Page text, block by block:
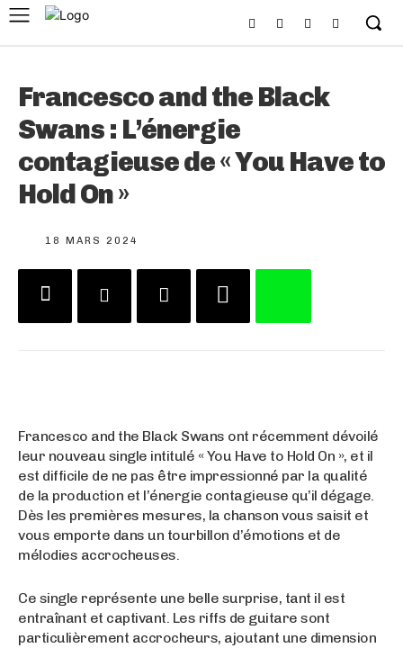
Francesco and the Black
Swans : L’énergie
contagieuse de « You Have to
Hold On »
18 MARS 2024
Francesco and the Black Swans ont récemment dévoilé
leur nouveau single intitulé « You Have to Hold On », et il
est difficile de ne pas être impressionné par la qualité
de la production et l’énergie contagieuse qu’il dégage.
Dès les premières mesures, la chanson vous saisit et
vous emporte dans un tourbillon d’émotions et de
mélodies accrocheuses.
Ce single représente une belle surprise, tant il est
entraînant et captivant. Les riffs de guitare sont
particulièrement accrocheurs, ajoutant une dimension